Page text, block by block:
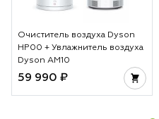
Очиститель воздуха Dyson
HP00 + Увлажнитель воздуха
Dyson AM10
59 990 ₽